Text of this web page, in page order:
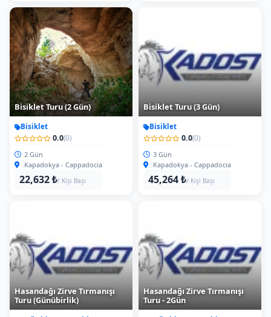
Bisiklet Turu (2 Gün)
Bisiklet
0.0(0)
2 Gün
Kapadokya - Cappadocia
22,632 ₺/ Kişi Başı
Bisiklet Turu (3 Gün)
Bisiklet
0.0(0)
3 Gün
Kapadokya - Cappadocia
45,264 ₺/ Kişi Başı
Hasandağı Zirve Tırmanışı
Turu (Günübirlik)
Hasandağı Zirve Tırmanışı
Turu - 2Gün